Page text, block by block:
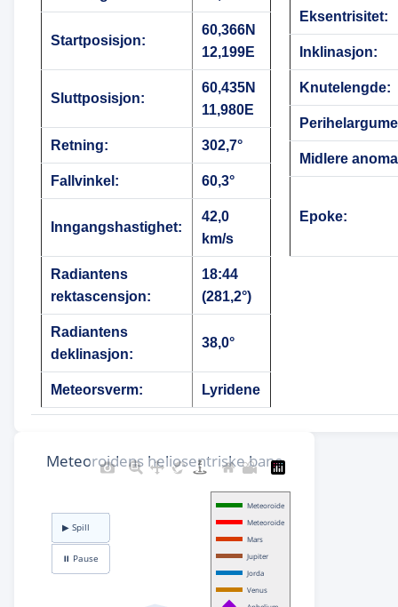
Startposisjon:
60,366N
12,199E
Sluttposisjon:
60,435N
11,980E
Retning: 302,7°
Fallvinkel: 60,3°
Inngangshastighet:
42,0
km/s
Radiantens
rektascensjon:
18:44
(281,2°)
Radiantens
deklinasjon:
38,0°
Meteorsverm: Lyridene
Eksentrisitet:
Inklinasjon:
Knutelengde:
Midlere
Epoke: